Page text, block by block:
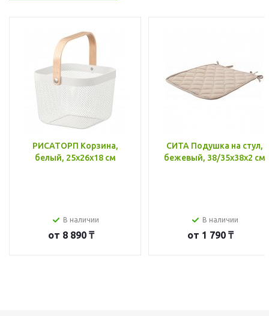
РИСАТОРП Корзина,
белый, 25x26x18 см
В наличии
от 8 890 ₸
СИТА Подушка на стул,
бежевый, 38/35x38x2 см
В наличии
от 1 790 ₸